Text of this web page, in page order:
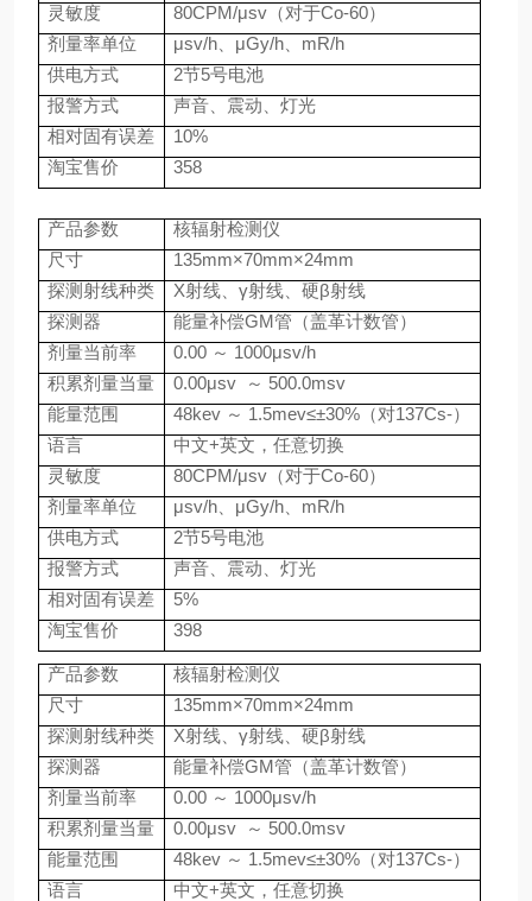
灵敏度 80CPM/μsv （对于Co-60）
剂量率单位
μsv/h 、μGy/h
mR/h
供电方式
2节5号电池
报警方式
声音、震动、灯光
相对固有误差
10%
淘宝售价
358
产品参数
核辐射检测仪
尺寸
135mm×70mm×24mm
探测射线种类
X射线、γ射线、硬β射线
探测器
能量补偿GM管（盖革计数管）
剂量当前率
0.00 ～ 1000μsv/h
积累剂量当量
0.00μsv ～ 500.0msv
能量范围
48kev ～ 1.5mev≤±30% （对137Cs-）
语言
中文+英文，任意切换
灵敏度
80CPM/μsv （对于Co-60）
剂量率单位
μsv/h 、μGy/h
mR/h
供电方式
2节5号电池
报警方式
声音、震动、灯光
相对固有误差
5%
淘宝售价
398
产品参数
核辐射检测仪
尺寸
135mm×70mm×24mm
探测射线种类
X射线、γ射线、硬β射线
探测器
能量补偿GM管（盖革计数管）
剂量当前率
0.00 ～ 1000μsv/h
积累剂量当量
0.00μsv ～ 500.0msv
能量范围
48kev ～ 1.5mev≤±30% （对137Cs-）
语言
中文+英文，任意切换